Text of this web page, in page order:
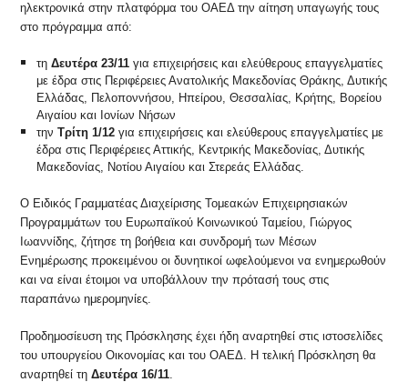
ηλεκτρονικά στην πλατφόρμα του ΟΑΕΔ την αίτηση υπαγωγής τους
στο πρόγραμμα από:
τη Δευτέρα 23/11 για επιχειρήσεις και ελεύθερους επαγγελματίες
με έδρα στις Περιφέρειες Ανατολικής Μακεδονίας Θράκης, Δυτικής
Ελλάδας, Πελοποννήσου, Ηπείρου, Θεσσαλίας, Κρήτης, Βορείου
Αιγαίου και Ιονίων Νήσων
την Τρίτη 1/12 για επιχειρήσεις και ελεύθερους επαγγελματίες με
έδρα στις Περιφέρειες Αττικής, Κεντρικής Μακεδονίας, Δυτικής
Μακεδονίας, Νοτίου Αιγαίου και Στερεάς Ελλάδας.
Ο Ειδικός Γραμματέας Διαχείρισης Τομεακών Επιχειρησιακών
Προγραμμάτων του Ευρωπαϊκού Κοινωνικού Ταμείου, Γιώργος
Ιωαννίδης, ζήτησε τη βοήθεια και συνδρομή των Μέσων
Ενημέρωσης προκειμένου οι δυνητικοί ωφελούμενοι να ενημερωθούν
και να είναι έτοιμοι να υποβάλλουν την πρότασή τους στις
παραπάνω ημερομηνίες.
Προδημοσίευση της Πρόσκλησης έχει ήδη αναρτηθεί στις ιστοσελίδες
του υπουργείου Οικονομίας και του ΟΑΕΔ. Η τελική Πρόσκληση θα
αναρτηθεί τηΔευτέρα 16/11.